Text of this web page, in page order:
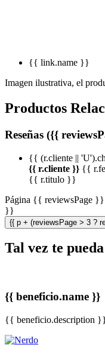
{{ link.name }}
Imagen ilustrativa, el
Productos
Reseñas ({{
{{ (r.cliente ||
{{ r.cliente }} {{
{{ r.titulo }}
Página {{ reviewsPage
}}
{{ p + (reviewsPage > 3 ?
Tal vez te
{{ beneficio.name }}
{{ beneficio.description